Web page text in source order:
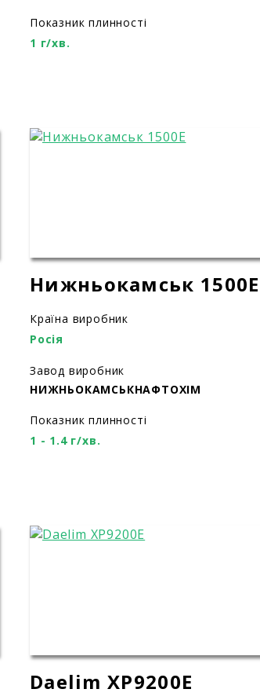
Показник плинності
1 г/хв.
Нижньокамськ 1500E
Країна виробник
Росія
Завод виробник
НИЖНЬОКАМСЬКНАФТОХІМ
Показник плинності
1 - 1.4 г/хв.
Daelim XP9200E